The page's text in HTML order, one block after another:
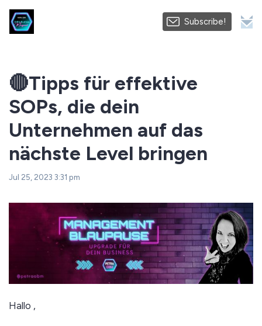
Subscribe!
🔴Tipps für effektive
SOPs, die dein
Unternehmen auf das
nächste Level bringen
Jul 25, 2023 3:31 pm
Hallo ,